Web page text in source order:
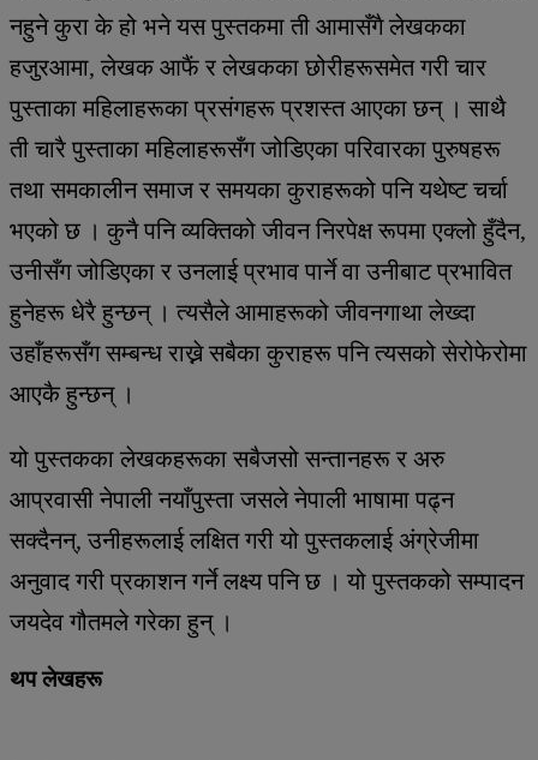
नहुने कुरा के हो भने यस पुस्तकमा ती आमासँगै लेखकका
हजुरआमा, लेखक आफैं र लेखकका छोरीहरूसमेत गरी चार
पुस्ताका महिलाहरूका प्रसंगहरू प्रशस्त आएका छन् । साथै
ती चारै पुस्ताका महिलाहरूसँग जोडिएका परिवारका पुरुषहरू
तथा समकालीन समाज र समयका कुराहरूको पनि यथेष्ट चर्चा
भएको छ । कुनै पनि व्यक्तिको जीवन निरपेक्ष रूपमा एक्लो हुँदैन,
उनीसँग जोडिएका र उनलाई प्रभाव पार्ने वा उनीबाट प्रभावित
हुनेहरू धेरै हुन्छन् । त्यसैले आमाहरूको जीवनगाथा लेख्दा
उहाँहरूसँग सम्बन्ध राख्ने सबैका कुराहरू पनि त्यसको सेरोफेरोमा
आएकै हुन्छन् ।
यो पुस्तकका लेखकहरूका सबैजसो सन्तानहरू र अरु
आप्रवासी नेपाली नयाँपुस्ता जसले नेपाली भाषामा पढ्न
सक्दैनन्, उनीहरूलाई लक्षित गरी यो पुस्तकलाई अंग्रेजीमा
अनुवाद गरी प्रकाशन गर्ने लक्ष्य पनि छ । यो पुस्तकको सम्पादन
जयदेव गौतमले गरेका हुन् ।
थप लेखहरू